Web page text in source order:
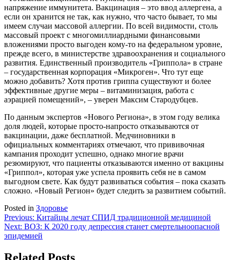
напряжение иммунитета. Вакцинация – это ввод аллергена, а
если он хранится не так, как нужно, что часто бывает, то мы
имеем случаи массовой аллергии. По всей видимости, столь
массовый проект с многомиллиардными финансовыми
вложениями просто выгоден кому-то на федеральном уровне,
прежде всего, в министерстве здравоохранения и социального
развития. Единственный производитель «Гриппола» в стране
– государственная корпорация «Микроген». Что тут еще
можно добавить? Хотя против гриппа существуют и более
эффективные другие меры – витаминизация, работа с
аэрацией помещений», – уверен Максим Стародубцев.
По данным экспертов «Нового Региона», в этом году велика
доля людей, которые просто-напросто отказываются от
вакцинации, даже бесплатной. Медчиновники в
официальных комментариях отмечают, что прививочная
кампания проходит успешно, однако многие врачи
резюмируют, что пациенты отказываются именно от вакцины
«Гриппол», которая уже успела проявить себя не в самом
выгодном свете. Как будут развиваться события – пока сказать
сложно. «Новый Регион» будет следить за развитием событий.
Posted in Здоровье
Навигация
по
Previous: Китайцы лечат СПИД традиционной медициной
Next: ВОЗ: К 2020 году депрессия станет смертельноопасной
эпидемией
Related Posts